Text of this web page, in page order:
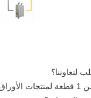
لتعاوننا؟